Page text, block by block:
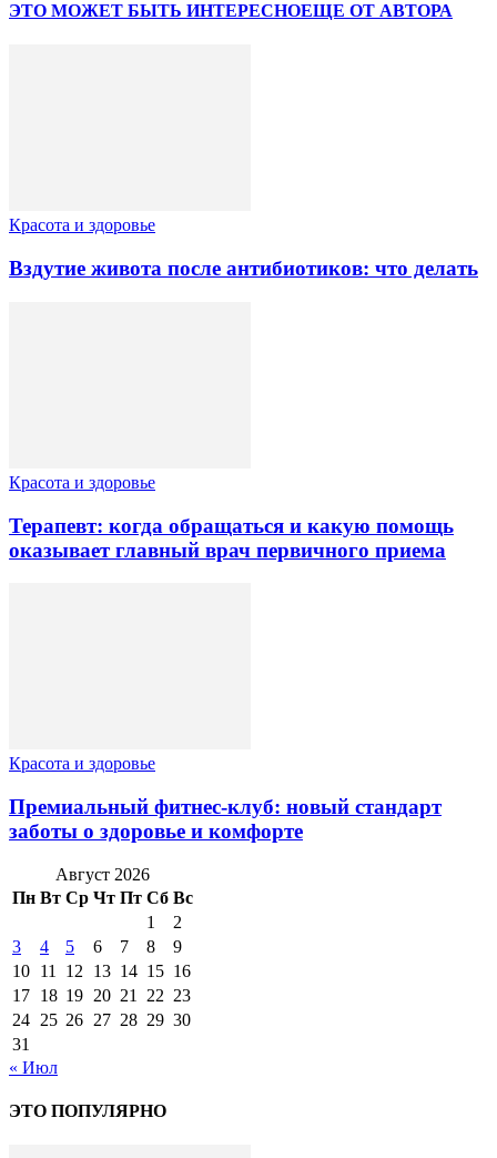
ЭТО МОЖЕТ БЫТЬ ИНТЕРЕСНОЕЩЕ ОТ АВТОРА
Красота и здоровье
Вздутие живота после антибиотиков: что делать
Красота и здоровье
Терапевт: когда обращаться и какую помощь
оказывает главный врач первичного приема
Красота и здоровье
Премиальный фитнес-клуб: новый стандарт
заботы о здоровье и комфорте
Август 2026
Пн Вт Ср Чт Пт Сб Вс
1
2
3
4 5 6 7 8
9
10 11 12 13 14 15 16
17 18 19 20 21 22 23
24 25 26 27 28 29 30
31
« Июл
ЭТО ПОПУЛЯРНО